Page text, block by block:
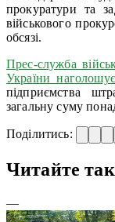
прокуратури та
військового
обсязі.
Прес-служба
України наголошує
підприємства
загальну суму
Поділитись:
Читайте
—